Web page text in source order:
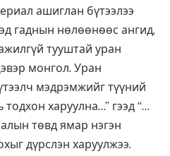
ашиглан бүтээлээ
гаднын нөлөөнөөс ангид,
тууштай уран
монгол. Уран
мэдрэмжийг түүний
харуулна…” гээд “…
төвд ямар нэгэн
дүрслэн харуулжээ.